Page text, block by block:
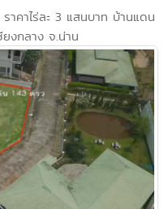
าคาไร่ละ 3 แสนบาท บ้านแดน
งกลาง จ.น่าน